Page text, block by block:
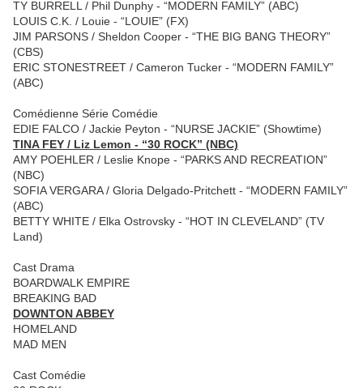
TY BURRELL / Phil Dunphy - “MODERN FAMILY” (ABC)
LOUIS C.K. / Louie - “LOUIE” (FX)
JIM PARSONS / Sheldon Cooper - “THE BIG BANG THEORY”
(CBS)
ERIC STONESTREET / Cameron Tucker - “MODERN FAMILY”
(ABC)
Comédienne Série Comédie
EDIE FALCO / Jackie Peyton - “NURSE JACKIE” (Showtime)
TINA FEY / Liz Lemon - “30 ROCK” (NBC)
AMY POEHLER / Leslie Knope - “PARKS AND RECREATION”
(NBC)
SOFIA VERGARA / Gloria Delgado-Pritchett - “MODERN FAMILY”
(ABC)
BETTY WHITE / Elka Ostrovsky - “HOT IN CLEVELAND” (TV
Land)
Cast Drama
BOARDWALK EMPIRE
BREAKING BAD
DOWNTON ABBEY
HOMELAND
MAD MEN
Cast Comédie